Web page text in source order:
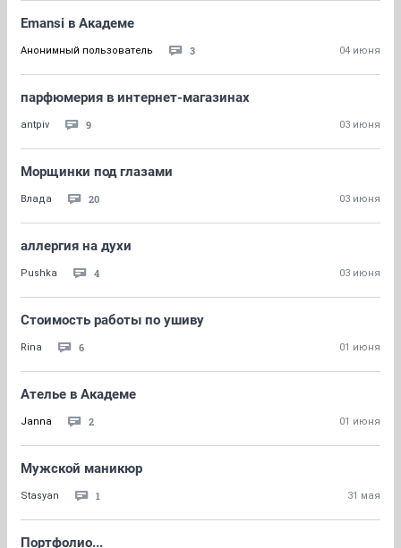
Emansi в Академе
Анонимный пользователь 3 04 июня
парфюмерия в интернет-магазинах
antpiv 9 03 июня
Морщинки под глазами
Влада 20 03 июня
аллергия на духи
Pushka 4 03 июня
Стоимость работы по ушиву
Rina 6 01 июня
Ателье в Академе
Janna 2 01 июня
Мужской маникюр
Stasyan 1 31 мая
Портфолио...